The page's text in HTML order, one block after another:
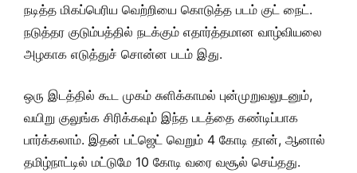
நடித்த மிகப்பெரிய வெற்றியை கொடுத்த படம் குட் நைட்.
நடுத்தர குடும்பத்தில் நடக்கும் எதார்த்தமான வாழ்வியலை
அழகாக எடுத்துச் சொன்ன படம் இது.
ஒரு இடத்தில் கூட முகம் சுளிக்காமல் புன்முறுவலுடனும்,
வயிறு குலுங்க சிரிக்கவும் இந்த படத்தை கண்டிப்பாக
பார்க்கலாம். இதன் பட்ஜெட் வெறும் 4 கோடி தான், ஆனால்
தமிழ்நாட்டில் மட்டுமே 10 கோடி வரை வசூல் செய்தது.